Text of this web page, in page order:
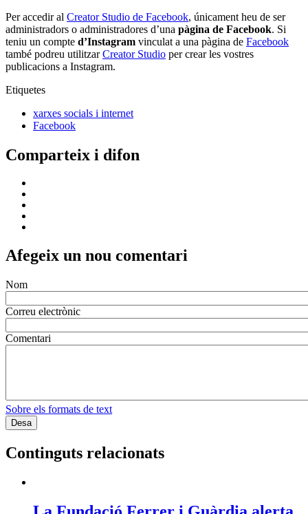
Per accedir al Creator Studio de Facebook, únicament heu de ser
administradors o administradores d’una pàgina de Facebook. Si
teniu un compte d’Instagram vinculat a una pàgina de Facebook
també podreu utilitzarCreator Studio per crear les vostres
publicacions a Instagram.
Etiquetes
xarxes socials i internet
Facebook
Comparteix i difon
Afegeix un nou comentari
Nom
Correu electrònic
Comentari
Sobre els formats de text
Continguts relacionats